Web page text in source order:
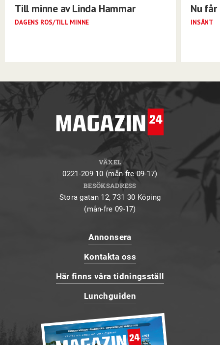
Till minne av Linda Hammar
DAGENS ROS/TILL MINNE
Nu
INSÄNT
VÄXEL
0221-209 10 (mån-fre 09-17)
BESÖKSADRESS
Stora gatan 12, 731 30 Köping
(mån-fre 09-17)
Annonsera
Kontakta oss
Här finns våra tidningsställ
Lunchguiden